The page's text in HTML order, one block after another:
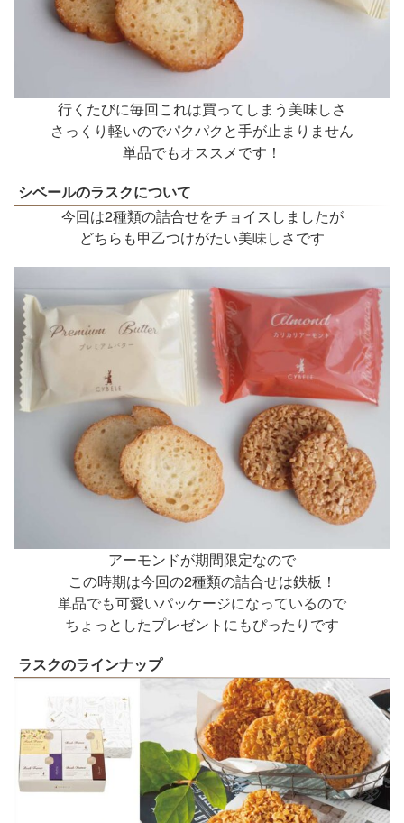
行くたびに毎回これは買ってしまう美味しさ
さっくり軽いのでパクパクと手が止まりません
単品でもオススメです！
シベールのラスクについて
今回は2種類の詰合せをチョイスしましたが
どちらも甲乙つけがたい美味しさです
アーモンドが期間限定なので
この時期は今回の2種類の詰合せは鉄板！
単品でも可愛いパッケージになっているので
ちょっとしたプレゼントにもぴったりです
ラスクのラインナップ